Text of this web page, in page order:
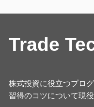
Trade
株式投資に役立つプロ
習得のコツについて現